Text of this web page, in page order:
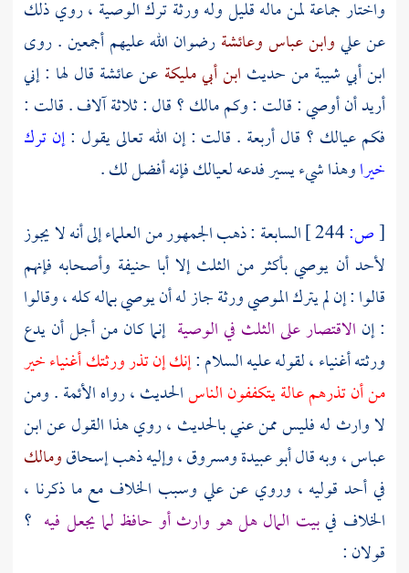
واختار جماعة لمن ماله قليل وله ورثة ترك الوصية ، روي ذلك
عنعليوابن عباسوعائشةرضوان الله عليهم أجمعين . روى
ابن أبي شيبةمن حديث ابن أبي مليكة عنعائشة قال لها : إني
أريد أن أوصي : قالت : وكم مالك ؟ قال : ثلاثة آلاف . قالت :
فكم عيالك ؟ قال أربعة . قالت : إن الله تعالى يقول :إن ترك
خيراوهذا شيء يسير فدعه لعيالك فإنه أفضل لك .
[ص:
السابعة : ذهب الجمهور من العلماء إلى أنه لا يجوز
لأحد أن يوصي بأكثر من الثلث إلاأبا حنيفة وأصحابه فإنهم
قالوا : إن لم يترك الموصي ورثة جاز له أن يوصي بماله كله ، وقالوا
: إن الاقتصار على الثلث في الوصية إنما كان من أجل أن يدع
ورثته أغنياء ، لقوله عليه السلام :إنك إن تذر ورثتك أغنياء خير
من أن تذرهم عالة يتكففون الناسالحديث ، رواه الأئمة . ومن
لا وارث له فليس ممن عني بالحديث ، روي هذا القول عنابن
عباس، وبه قالأبو عبيدةومسروق، وإليه ذهبإسحاقومالك
في أحد قوليه ، وروي عنعلي وسبب الخلاف مع ما ذكرنا ،
الخلاف فيبيت المال هل هو وارث أو حافظ لما يجعل فيه ؟
قولان :